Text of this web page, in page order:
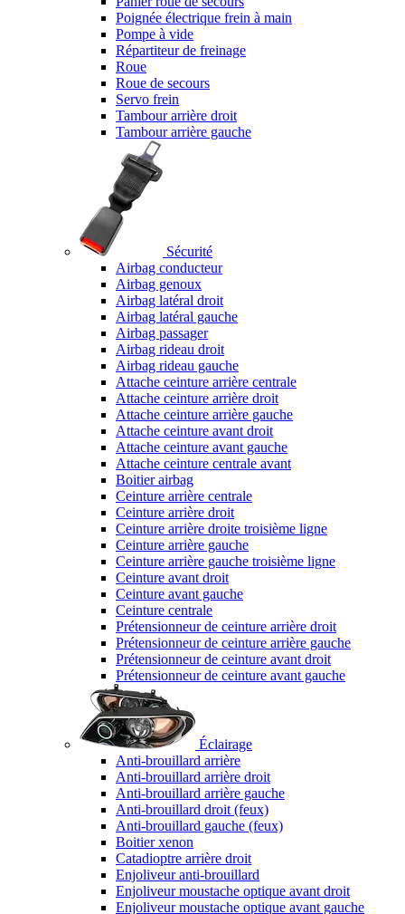
Poignée électrique frein à main
Pompe à vide
Répartiteur de freinage
Roue
Roue de secours
Servo frein
Tambour arrière droit
Tambour arrière gauche
Sécurité
Airbag conducteur
Airbag genoux
Airbag latéral droit
Airbag latéral gauche
Airbag passager
Airbag rideau droit
Airbag rideau gauche
Attache ceinture arrière centrale
Attache ceinture arrière droit
Attache ceinture arrière gauche
Attache ceinture avant droit
Attache ceinture avant gauche
Attache ceinture centrale avant
Boitier airbag
Ceinture arrière centrale
Ceinture arrière droit
Ceinture arrière droite troisième ligne
Ceinture arrière gauche
Ceinture arrière gauche troisième ligne
Ceinture avant droit
Ceinture avant gauche
Ceinture centrale
Prétensionneur de ceinture arrière droit
Prétensionneur de ceinture arrière gauche
Prétensionneur de ceinture avant droit
Prétensionneur de ceinture avant gauche
Éclairage
Anti-brouillard arrière
Anti-brouillard arrière droit
Anti-brouillard arrière gauche
Anti-brouillard droit (feux)
Anti-brouillard gauche (feux)
Boitier xenon
Catadioptre arrière droit
Enjoliveur anti-brouillard
Enjoliveur moustache optique avant droit
Enjoliveur moustache optique avant gauche